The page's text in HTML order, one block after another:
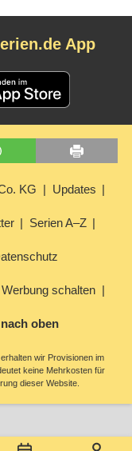
App
KG Updates
Serien A–Z
Werbung schalten
oben
wir Provisionen im
keine Mehrkosten für
dieser Website.